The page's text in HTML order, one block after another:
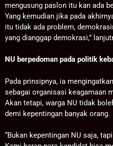
mengusung paslon itu kan ada
Yang kemudian jika pada
itu tidak ada problem,
yang dianggap demokrasi,”
NU berpedoman pada politik
Pada prinsipnya, ia
sebagai organisasi keagamaan
Akan tetapi, warga NU tidak
demi kepentingan banyak orang.
“Bukan kepentingan NU saja,